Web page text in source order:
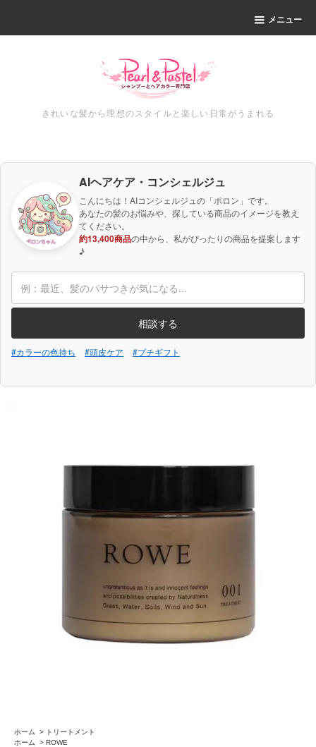
メニュー
きれいな髪から理想のスタイルと楽しい日常がうまれる
AIヘアケア・コンシェルジュ
こんにちは！AIコンシェルジュの「ポロン」です。
あなたの髪のお悩みや、探している商品のイメージを教え
てください。
約13,400商品の中から、私がぴったりの商品を提案します
♪
相談する
#カラーの色持ち #頭皮ケア #プチギフト
ホーム > トリートメント
ホーム
> ROWE